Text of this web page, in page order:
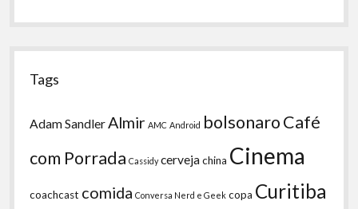
Tags
Adam Sandler Almir AMC Android bolsonaroCafé
com Porrada Cassidy cervejachina Cinema
coachcast comida Conversa Nerd e Geek copa Curitiba